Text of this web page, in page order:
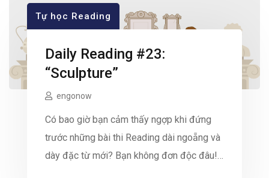
Tự học Reading
Daily Reading #23:
“Sculpture”
engonow
Có bao giờ bạn cảm thấy ngợp khi đứng
trước những bài thi Reading dài ngoẵng và
dày đặc từ mới? Bạn không đơn độc đâu!